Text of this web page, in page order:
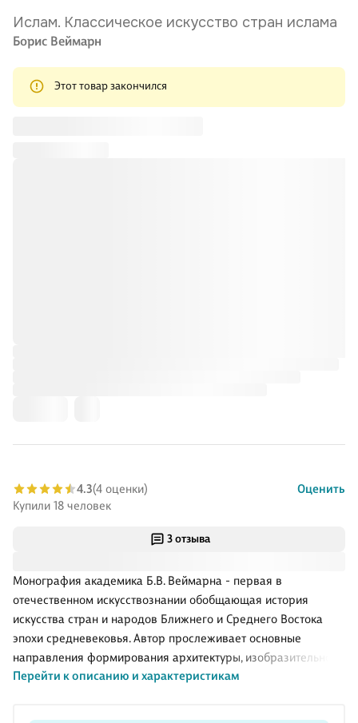
3 отзыва
Монография академика Б.В. Веймарна - первая в
отечественном искусствознании обобщающая история
искусства стран и народов Ближнего и Среднего Востока
эпохи средневековья. Автор прослеживает основные
направления формирования архитектуры, изобразительного
и декоративного искусства в условиях развития исламской
Перейти к описанию и характеристикам
Ислам. Классическое искусство стран ислама
Борис Веймарн
Этот товар закончился
4.3(4 оценки)
Оценить
Купили 18 человек